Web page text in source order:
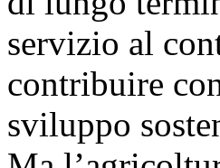
servizio al
contribuire
sviluppo